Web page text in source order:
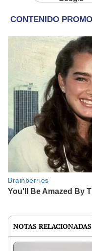
NOTAS RELACIONADAS